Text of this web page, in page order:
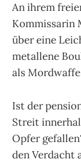
An ihrem
Kommissarin
über eine
metallene
als
Ist der
Streit
Opfer
den Verdacht